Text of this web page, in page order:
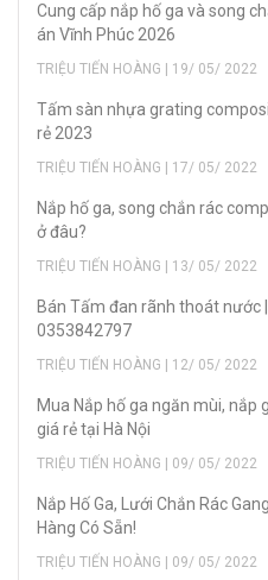
Cung cấp nắp hố ga và song
án Vĩnh Phúc 2026
TRIỆU TIẾN HOÀNG | 19/ 05/ 2022
Tấm sàn nhựa grating
rẻ 2023
TRIỆU TIẾN HOÀNG | 17/ 05/ 2022
Nắp hố ga, song chắn rác
ở đâu?
TRIỆU TIẾN HOÀNG | 13/ 05/ 2022
Bán Tấm đan rãnh thoát nước
0353842797
TRIỆU TIẾN HOÀNG | 12/ 05/ 2022
Mua Nắp hố ga ngăn mùi, nắp
giá rẻ tại Hà Nội
TRIỆU TIẾN HOÀNG | 09/ 05/ 2022
Nắp Hố Ga, Lưới Chắn Rác
Hàng Có Sẵn!
TRIỆU TIẾN HOÀNG | 09/ 05/ 2022